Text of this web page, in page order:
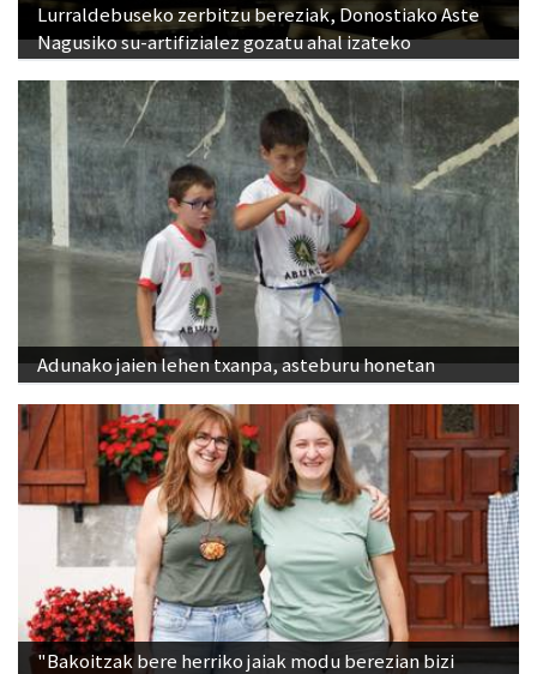
Lurraldebuseko zerbitzu bereziak, Donostiako Aste
Nagusiko su-artifizialez gozatu ahal izateko
Adunako jaien lehen txanpa, asteburu honetan
"Bakoitzak bere herriko jaiak modu berezian bizi